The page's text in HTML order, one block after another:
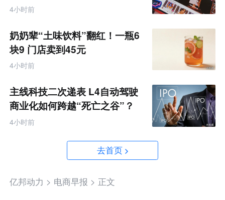
金资源帮扶四类商家
4小时前
奶奶辈“土味饮料”翻红！一瓶6
块9 门店卖到45元
4小时前
主线科技二次递表 L4自动驾驶
商业化如何跨越“死亡之谷”？
4小时前
去首页
亿邦动力 > 电商早报 > 正文